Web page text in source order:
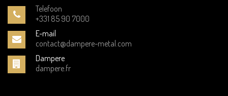
Telefoon
+331 85 90 7000
E-mail
contact@dampere-metal.com
Dampere
dampere.fr